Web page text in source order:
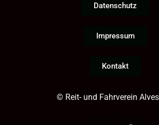
Datenschutz
Impressum
Kontakt
© Reit- und Fahrverein